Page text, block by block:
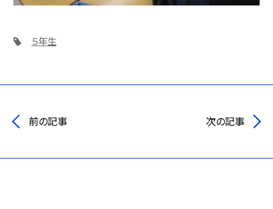
５年生
前の記事 次の記事